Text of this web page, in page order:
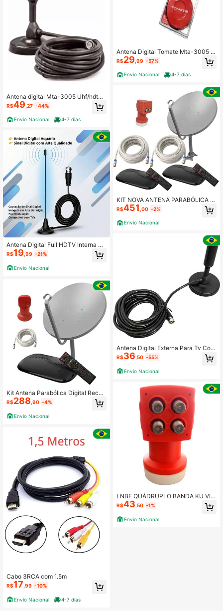
Antena digital Mta-3005 Uhf/hdtv
Cabo 5m
R$49 ,27 -44%
Envio Nacional 4-7 dias
Antena Digital Full HDTV Interna 4K
DTV-50 Aquário em Metal Cabo 2,5
Metros Original
R$19 ,99 -21%
Envio Nacional
Kit Antena Parabólica Digital Recep
tor Vx10 Hd Vivensis 1 Tv
R$288 ,90 -4%
Envio Nacional
Cabo 3RCA com 1.5m
R$17 ,99 -10%
Envio Nacional 4-7 dias
Antena Digital Tomate Mta-3005 U
hf/hdtv Int/ext Cabo De 5m
R$29 ,99 -57%
Envio Nacional 4-7 dias
KIT NOVA ANTENA PARABÓLICA +
2 RECEPTOR VX10 + LNBF DUPLO
+ 2 CABOS 15mts
R$451 ,00 -2%
Envio Nacional
Antena Digital Externa Para Tv Com
Amplificação De Sinal
R$36 ,50 -55%
Envio Nacional
LNBF QUÁDRUPLO BANDA KU VIV
ENSIS
R$43 ,50 -1%
Envio Nacional